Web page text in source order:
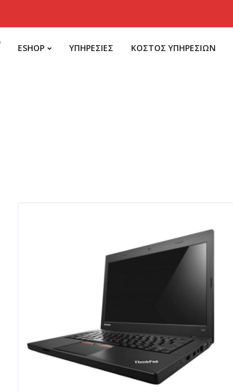
ESHOP ΥΠΗΡΕΣΙΕΣ ΚΟΣΤΟΣ ΥΠΗΡΕΣΙΩΝ